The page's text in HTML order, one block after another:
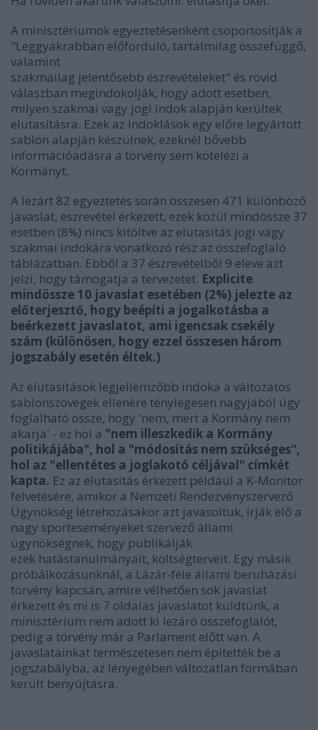
A minisztériumok egyeztetésenként csoportosítják a
"Leggyakrabban előforduló, tartalmilag összefüggő,
valamint
szakmailag jelentősebb észrevételeket" és rövid
válaszban megindokolják, hogy adott esetben,
milyen szakmai vagy jogi indok alapján kerültek
elutasításra. Ezek az indoklások egy előre legyártott
sablon alapján készülnek, ezeknél bővebb
információadásra a törvény sem kötelezi a
Kormányt.
A lezárt 82 egyeztetés során összesen 471 különböző
javaslat, észrevétel érkezett, ezek közül mindössze 37
esetben (8%) nincs kitöltve az elutasítás jogi vagy
szakmai indokára vonatkozó rész az összefoglaló
táblázatban. Ebből a 37 észrevételből 9 eleve azt
jelzi, hogy támogatja a tervezetet. Explicite
mindössze 10 javaslat esetében (2%) jelezte az
előterjesztő, hogy beépíti a jogalkotásba a
beérkezett javaslatot, ami igencsak csekély
szám (különösen, hogy ezzel összesen három
jogszabály esetén éltek.)
Az elutasítások legjellemzőbb indoka a változatos
sablonszövegek ellenére ténylegesen nagyjából úgy
foglalható össze, hogy 'nem, mert a Kormány nem
akarja' - ez hol a "nem illeszkedik a Kormány
politikájába", hol a "módosítás nem szükséges",
hol az "ellentétes a joglakotó céljával" címkét
kapta. Ez az elutasítás érkezett például a K-Monitor
felvetésére, amikor a Nemzeti Rendezvényszervező
Ügynökség létrehozásakor azt javasoltuk, írják elő a
nagy sporteseményeket szervező állami
ügynökségnek, hogy publikálják
ezek hatástanulmányait, költségterveit. Egy másik
próbálkozásunknál, a Lázár-féle állami beruházási
törvény kapcsán, amire vélhetően sok javaslat
érkezett és mi is 7 oldalas javaslatot küldtünk, a
minisztérium nem adott ki lezáró összefoglalót,
pedig a törvény már a Parlament előtt van. A
javaslatainkat természetesen nem építették be a
jogszabályba, az lényegében változatlan formában
került benyújtásra.